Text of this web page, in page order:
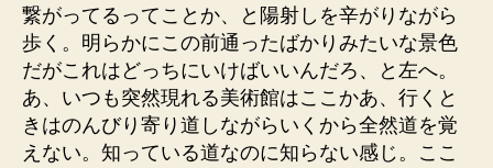
繋がってるってことか、と陽射しを辛がりながら
歩く。明らかにこの前通ったばかりみたいな景色
だがこれはどっちにいけばいいんだろ、と左へ。
あ、いつも突然現れる美術館はここかあ、行くと
きはのんびり寄り道しながらいくから全然道を覚
えない。知っている道なのに知らない感じ。ここ